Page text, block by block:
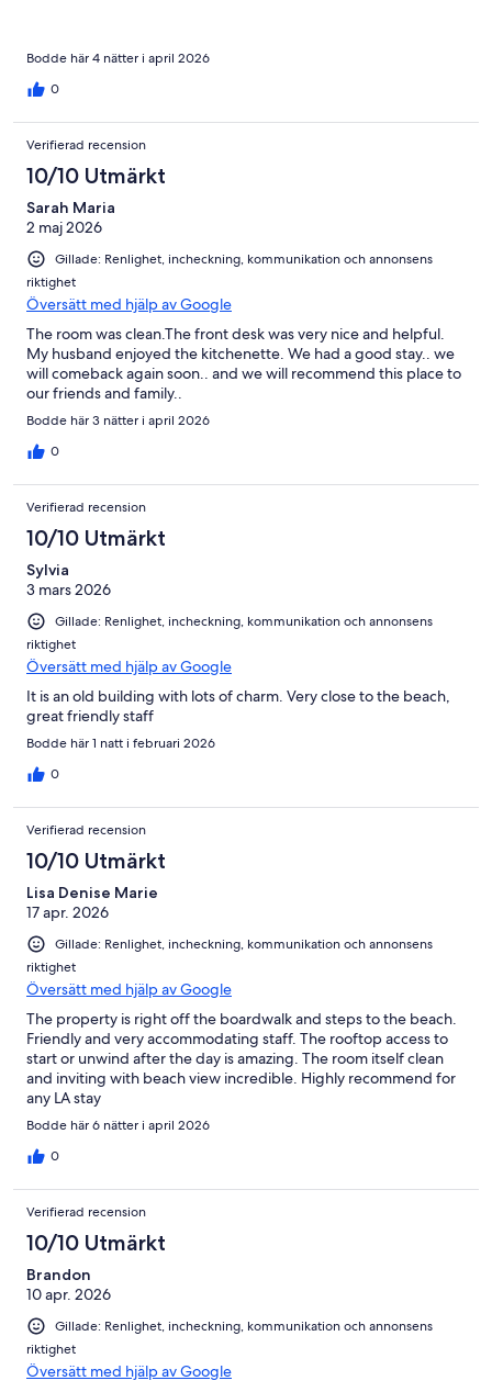
Bodde här 4 nätter i april 2026
0
Verifierad recension
10/10 Utmärkt
Sarah Maria
2 maj 2026
Gillade: Renlighet, incheckning, kommunikation och annonsens
riktighet
Översätt med hjälp av Google
The room was clean.The front desk was very nice and helpful.
My husband enjoyed the kitchenette. We had a good stay.. we
will comeback again soon.. and we will recommend this place to
our friends and family..
Bodde här 3 nätter i april 2026
0
Verifierad recension
10/10 Utmärkt
Sylvia
3 mars 2026
Gillade: Renlighet, incheckning, kommunikation och annonsens
riktighet
Översätt med hjälp av Google
It is an old building with lots of charm. Very close to the beach,
great friendly staff
Bodde här 1 natt i februari 2026
0
Verifierad recension
10/10 Utmärkt
Lisa Denise Marie
17 apr. 2026
Gillade: Renlighet, incheckning, kommunikation och annonsens
riktighet
Översätt med hjälp av Google
The property is right off the boardwalk and steps to the beach.
Friendly and very accommodating staff. The rooftop access to
start or unwind after the day is amazing. The room itself clean
and inviting with beach view incredible. Highly recommend for
any LA stay
Bodde här 6 nätter i april 2026
0
Verifierad recension
10/10 Utmärkt
Brandon
10 apr. 2026
Gillade: Renlighet, incheckning, kommunikation och annonsens
riktighet
Översätt med hjälp av Google